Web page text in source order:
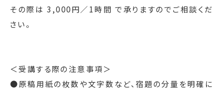
その際は 3,000円／1時間 で承りますのでご相談くだ
さい。
＜受講する際の注意事項＞
●原稿用紙の枚数や文字数など、宿題の分量を明確に